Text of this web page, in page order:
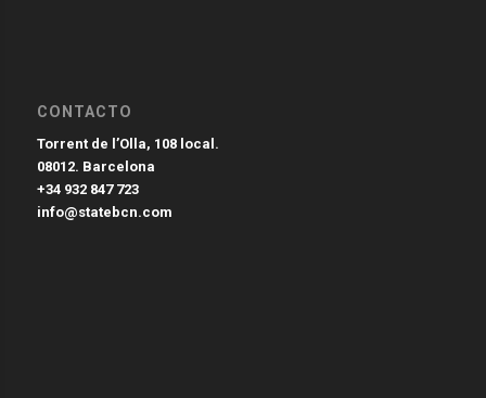
CONTACTO
Torrent de l’Olla, 108 local.
08012. Barcelona
+34 932 847 723
info@statebcn.com